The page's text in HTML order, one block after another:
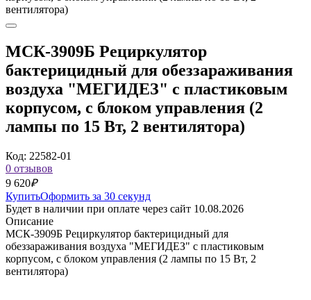
МСК-3909Б Рециркулятор
бактерицидный для обеззараживания
воздуха "МЕГИДЕЗ" с пластиковым
корпусом, с блоком управления (2
лампы по 15 Вт, 2 вентилятора)
Код: 22582-01
0 отзывов
9 620₽
КупитьОформить за 30 секунд
Будет в наличии при оплате через сайт 10.08.2026
Описание
МСК-3909Б Рециркулятор бактерицидный для
обеззараживания воздуха "МЕГИДЕЗ" с пластиковым
корпусом, с блоком управления (2 лампы по 15 Вт, 2
вентилятора)